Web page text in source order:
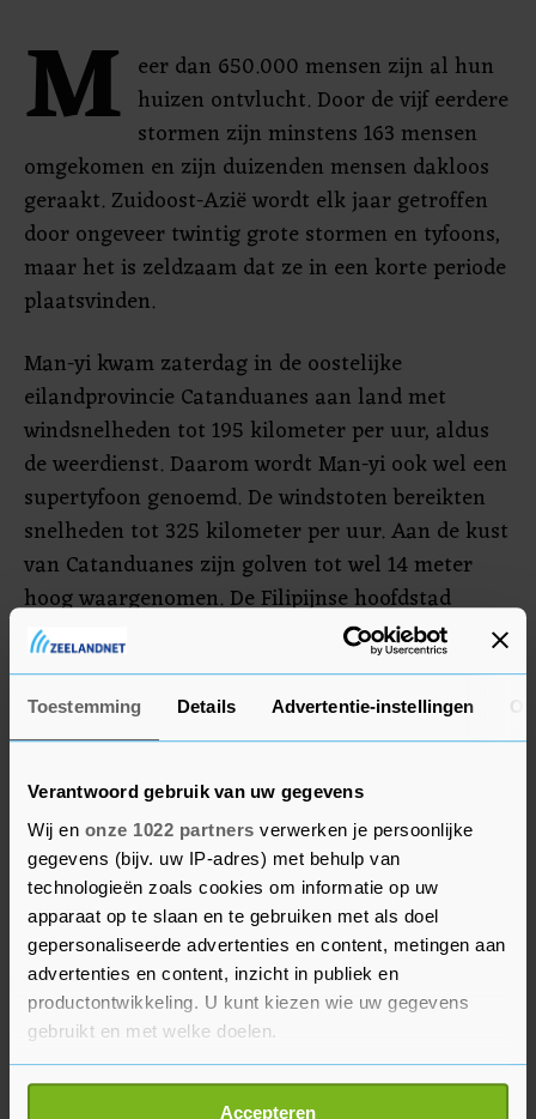
Toestemming Details Advertentie-instellingen
Verantwoord gebruik van uw gegevens
Wij en onze 1022 partners verwerken je persoonlijke
gegevens (bijv. uw IP-adres) met behulp van
technologieën zoals cookies om informatie op uw
apparaat op te slaan en te gebruiken met als doel
gepersonaliseerde advertenties en content, metingen aan
advertenties en content, inzicht in publiek en
productontwikkeling. U kunt kiezen wie uw gegevens
gebruikt en met welke doelen.
Als u het toestaat, willen we ook graag:
Accepteren
M eer dan 650.000 mensen zijn al hun
huizen ontvlucht. Door de vijf eerdere
stormen zijn minstens 163 mensen
omgekomen en zijn duizenden mensen dakloos
geraakt. Zuidoost-Azië wordt elk jaar getroffen
door ongeveer twintig grote stormen en tyfoons,
maar het is zeldzaam dat ze in een korte periode
plaatsvinden.
Man-yi kwam zaterdag in de oostelijke
eilandprovincie Catanduanes aan land met
windsnelheden tot 195 kilometer per uur, aldus
de weerdienst. Daarom wordt Man-yi ook wel een
supertyfoon genoemd. De windstoten bereikten
snelheden tot 325 kilometer per uur. Aan de kust
van Catanduanes zijn golven tot wel 14 meter
hoog waargenomen. De Filipijnse hoofdstad
Manila en kustregio's kunnen de komende 48 uur
te maken krijgen met golven tot wel 3 meter
hoog.